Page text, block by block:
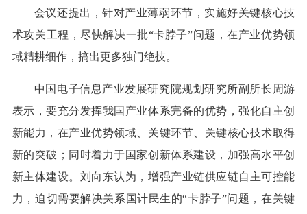
会议还提出，针对产业薄弱环节，实施好关键核心技
术攻关工程，尽快解决一批“卡脖子”问题，在产业优势领
域精耕细作，搞出更多独门绝技。
中国电子信息产业发展研究院规划研究所副所长周游
表示，要充分发挥我国产业体系完备的优势，强化自主创
新能力，在产业优势领域、关键环节、关键核心技术取得
新的突破；同时着力于国家创新体系建设，加强高水平创
新主体建设。刘向东认为，增强产业链供应链自主可控能
力，迫切需要解决关系国计民生的“卡脖子”问题，在关键